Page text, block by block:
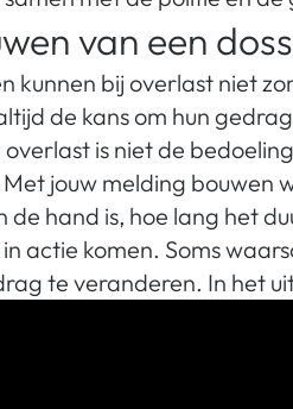
van een
kunnen bij overlast niet
de kans om hun
is niet de
jouw melding bouwen
de hand is, hoe lang het
actie komen. Soms
te veranderen. In het